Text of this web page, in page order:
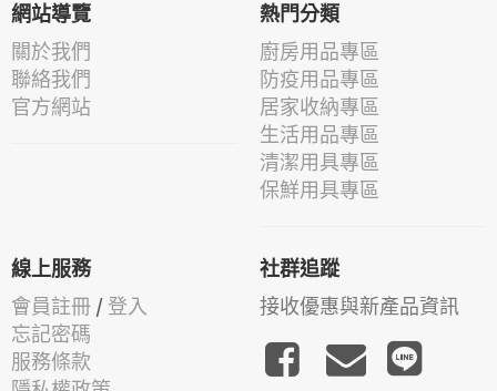
網站導覽
關於我們
聯絡我們
官方網站
熱門分類
廚房用品專區
防疫用品專區
居家收納專區
生活用品專區
清潔用具專區
保鮮用具專區
線上服務
會員註冊 / 登入
忘記密碼
服務條款
社群追蹤
接收優惠與新產品資訊